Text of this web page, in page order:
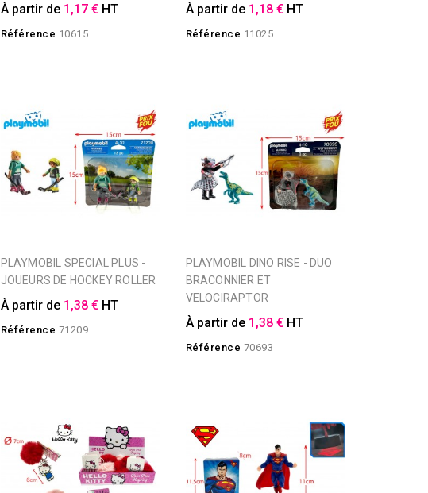
À partir de 1,17 € HT
Référence 10615
À partir de 1,18 € HT
Référence 11025
PLAYMOBIL SPECIAL PLUS -
JOUEURS DE HOCKEY ROLLER
À partir de 1,38 € HT
Référence 71209
PLAYMOBIL DINO RISE - DUO
BRACONNIER ET
VELOCIRAPTOR
À partir de 1,38 € HT
Référence 70693